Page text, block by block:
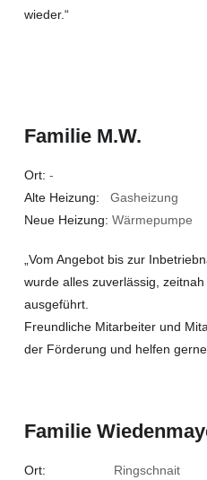
wieder.“
Familie M.W.
Ort: -
Alte Heizung: Gasheizung
Neue Heizung: Wärmepumpe
„Vom Angebot bis zur
wurde alles zuverlässig,
ausgeführt.
Freundliche Mitarbeiter und
der Förderung und helfen
Familie
Ort: Ringschnait